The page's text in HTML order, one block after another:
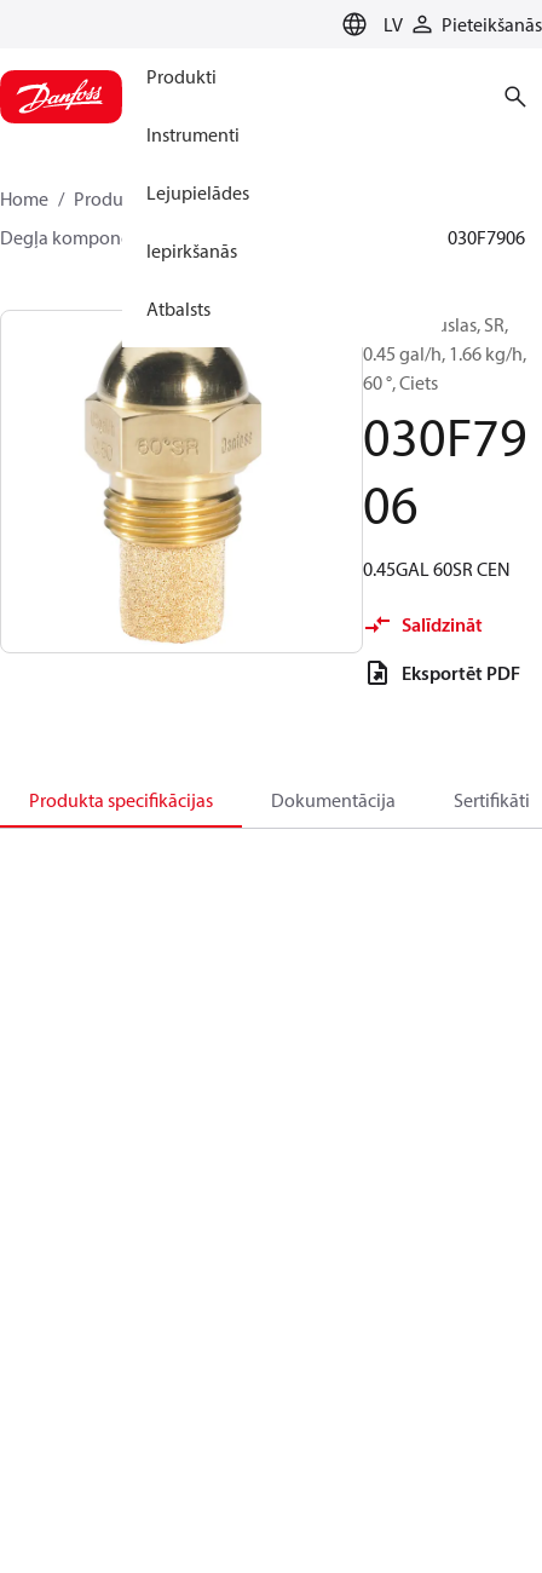
LV Pieteikšanās
Produkti
Instrumenti
Lejupielādes
Iepirkšanās
Atbalsts
Home Produkti
Climate Solutions apkurei
Degļa komponentes
030F7906
Eļļas sprauslas, SR,
0.45 gal/h, 1.66 kg/h,
60 °, Ciets
030F79
06
0.45GAL 60SR CEN
Salīdzināt
Eksportēt PDF
Produkta specifikācijas Dokumentācija Sertifikāti